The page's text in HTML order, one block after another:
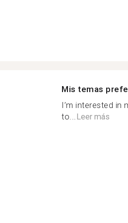
Mis temas
I’m interested in
to...Leer más